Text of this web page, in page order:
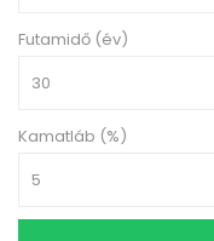
Futamidő (év)
Kamatláb (%)